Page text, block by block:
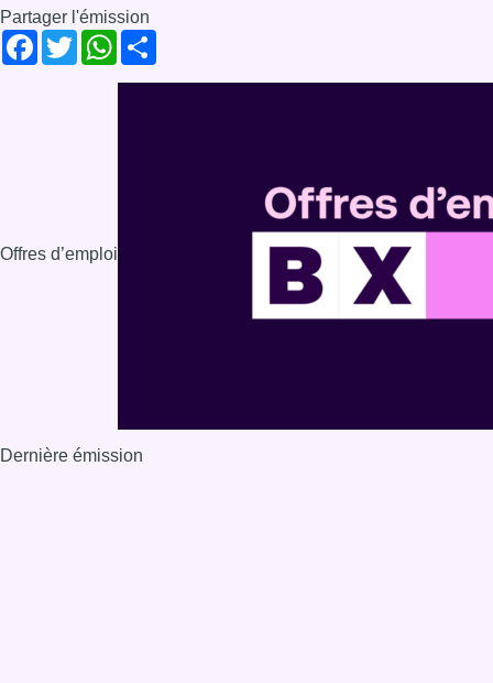
Partager l'émission
Facebook
TwitterWhatsApp
Offres d’emploi
Dernière émission